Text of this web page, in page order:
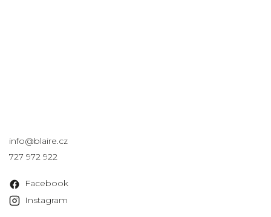
info@blaire.cz
727 972 922
Facebook
Instagram